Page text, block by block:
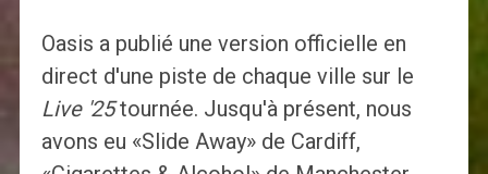
Oasis a publié une version officielle en
direct d'une piste de chaque ville sur le
Live '25tournée. Jusqu'à présent, nous
avons eu «Slide Away» de Cardiff,